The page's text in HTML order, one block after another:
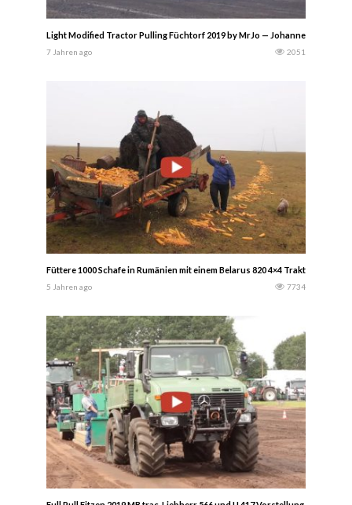
Light Modified Tractor Pulling Füchtorf 2019 by MrJo — Johannes
7 Jahren ago 2051
Füttere 1000 Schafe in Rumänien mit einem Belarus 820 4×4 Traktor……..
5 Jahren ago 7734